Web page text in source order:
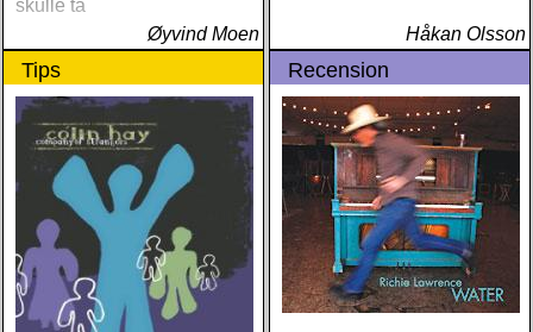
skulle ta
Øyvind Moen
Håkan Olsson
Tips Recension